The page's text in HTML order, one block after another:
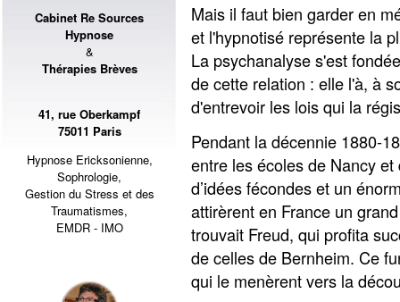
Cabinet Re Sources
Hypnose
&
Thérapies Brèves
41, rue Oberkampf
75011 Paris
Hypnose Ericksonienne,
Sophrologie,
Gestion du Stress et des
Traumatismes,
EMDR - IMO
Mais il faut bien garder en
et l'hypnotisé représente la
La psychanalyse s'est
de cette relation : elle l'à, à
d'entrevoir les lois qui la
Pendant la décennie 1880-
entre les écoles de Nancy
d’idées fécondes et un
attirèrent en France un
trouvait Freud, qui profita
de celles de Bernheim. Ce
qui le menèrent vers la